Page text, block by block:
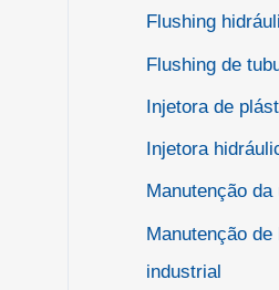
Flushing
Flushing de
Injetora de
Injetora
Manutenção
Manutenção
industrial